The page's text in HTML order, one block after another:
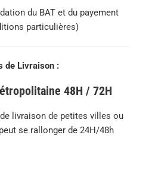
du BAT et du payement
particulières)
de Livraison :
48H / 72H
livraison de petites villes ou
se rallonger de 24H/48h